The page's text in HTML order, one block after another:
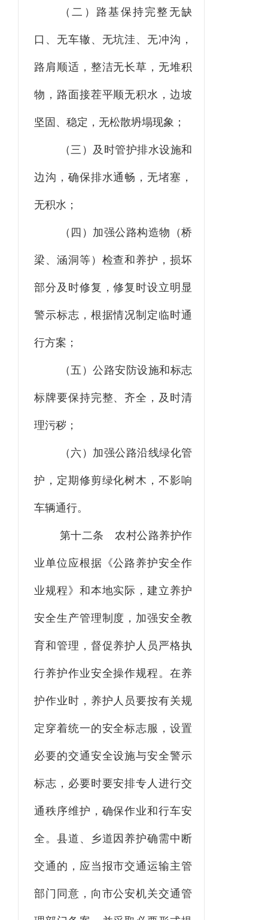
（二）路基保持完整无缺
口、无车辙、无坑洼、无冲沟，
路肩顺适，整洁无长草，无堆积
物，路面接茬平顺无积水，边坡
坚固、稳定，无松散坍塌现象；
（三）及时管护排水设施和
边沟，确保排水通畅，无堵塞，
无积水；
（四）加强公路构造物（桥
梁、涵洞等）检查和养护，损坏
部分及时修复，修复时设立明显
警示标志，根据情况制定临时通
行方案；
（五）公路安防设施和标志
标牌要保持完整、齐全，及时清
理污秽；
（六）加强公路沿线绿化管
护，定期修剪绿化树木，不影响
车辆通行。
第十二条 农村公路养护作
业单位应根据《公路养护安全作
业规程》和本地实际，建立养护
安全生产管理制度，加强安全教
育和管理，督促养护人员严格执
行养护作业安全操作规程。在养
护作业时，养护人员要按有关规
定穿着统一的安全标志服，设置
必要的交通安全设施与安全警示
标志，必要时要安排专人进行交
通秩序维护，确保作业和行车安
全。县道、乡道因养护确需中断
交通的，应当报市交通运输主管
部门同意，向市公安机关交通管